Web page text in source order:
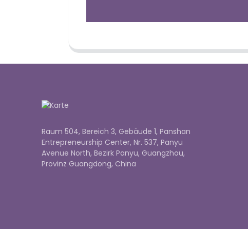
Raum 504, Bereich 3, Gebäude 1, Panshan
Entrepreneurship Center, Nr. 537, Panyu
Avenue North, Bezirk Panyu, Guangzhou,
Provinz Guangdong, China